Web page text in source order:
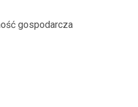
gospodarcza